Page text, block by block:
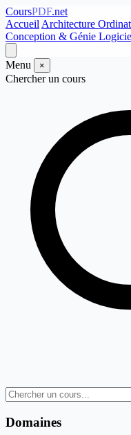
CoursPDF.net
Accueil Architecture
Conception & Génie
Menu ×
Chercher un cours
Domaines